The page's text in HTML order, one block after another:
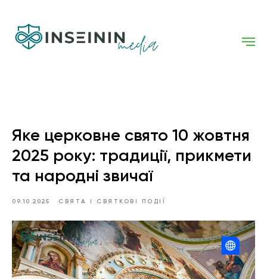
Яке церковне свято 10 жовтня
2025 року: традиції, прикмети
та народні звичаї
09.10.2025 СВЯТА І СВЯТКОВІ ПОДІЇ